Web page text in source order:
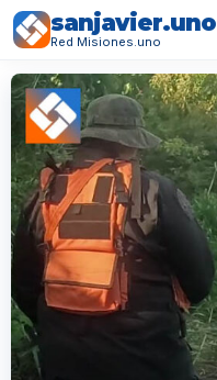
sanjavier.uno
Red Misiones.uno